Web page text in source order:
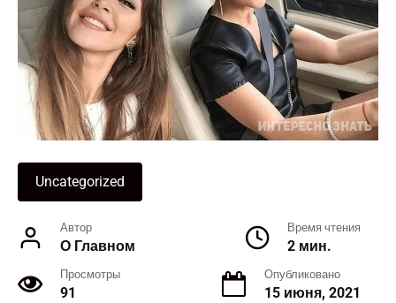
Uncategorized
Автор
О Главном
Время чтения
2 мин.
Просмотры
91
Опубликовано
15 июня, 2021